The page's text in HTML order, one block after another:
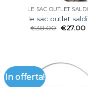
LE SAC OUTLET SALDI
le sac outlet saldi
€38.00 €27.00
In offerta!